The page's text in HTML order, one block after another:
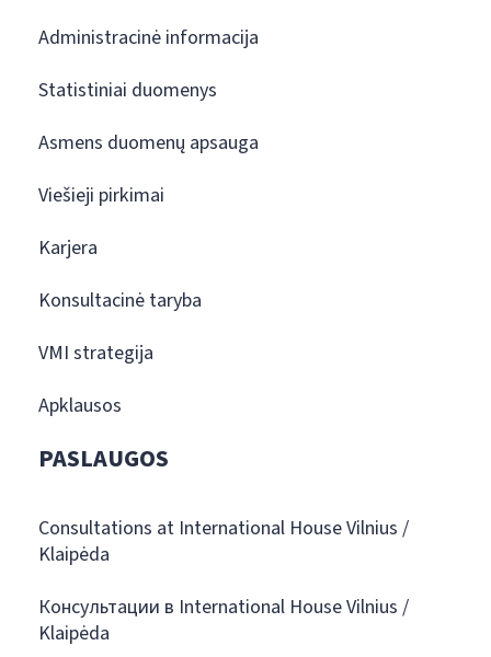
Administracinė informacija
Statistiniai duomenys
Asmens duomenų apsauga
Viešieji pirkimai
Karjera
Konsultacinė taryba
VMI strategija
Apklausos
PASLAUGOS
Consultations at International House Vilnius /
Klaipėda
Консультации в International House Vilnius /
Klaipėda